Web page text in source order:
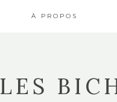
À PROPOS
LES